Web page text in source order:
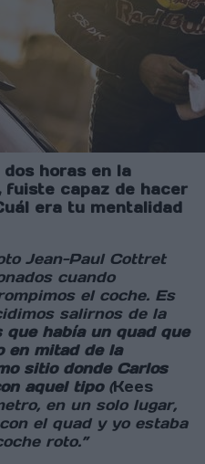
horas en la
fuiste capaz de hacer
era tu mentalidad
Jean-Paul Cottret
cuando
el coche. Es
salirnos de la
que había un quad que
en mitad de la
sitio donde Carlos
aquel tipo (Kees
en un solo lugar,
el quad y yo estaba
roto.”